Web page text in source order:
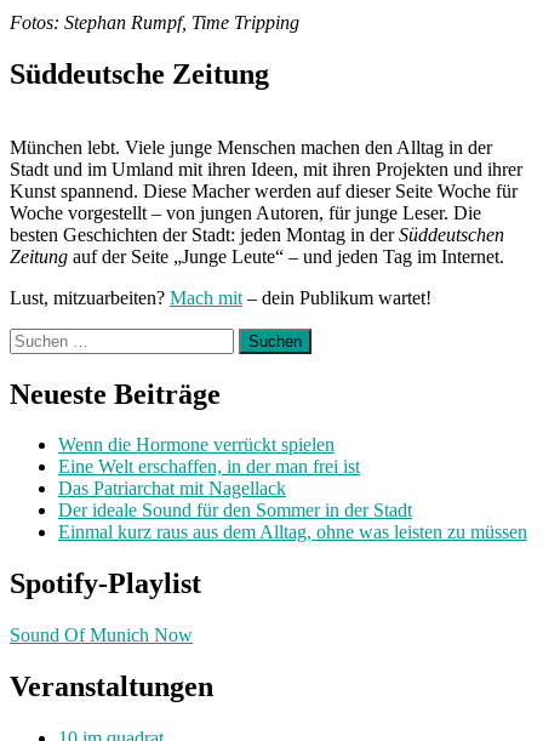
Fotos: Stephan Rumpf, Time Tripping
Süddeutsche Zeitung
München lebt. Viele junge Menschen machen den Alltag in der
Stadt und im Umland mit ihren Ideen, mit ihren Projekten und ihrer
Kunst spannend. Diese Macher werden auf dieser Seite Woche für
Woche vorgestellt – von jungen Autoren, für junge Leser. Die
besten Geschichten der Stadt: jeden Montag in derSüddeutschen
Zeitung auf der Seite „Junge Leute“ – und jeden Tag im Internet.
Lust, mitzuarbeiten? Mach mit – dein Publikum wartet!
Suchen
nach:
Neueste Beiträge
Wenn die Hormone verrückt spielen
Eine Welt erschaffen, in der man frei ist
Das Patriarchat mit Nagellack
Der ideale Sound für den Sommer in der Stadt
Einmal kurz raus aus dem Alltag, ohne was leisten zu müssen
Spotify-Playlist
Sound Of Munich Now
Veranstaltungen